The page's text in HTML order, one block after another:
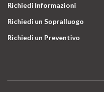
Richiedi Informazioni
Richiedi un Sopralluogo
Richiedi un Preventivo